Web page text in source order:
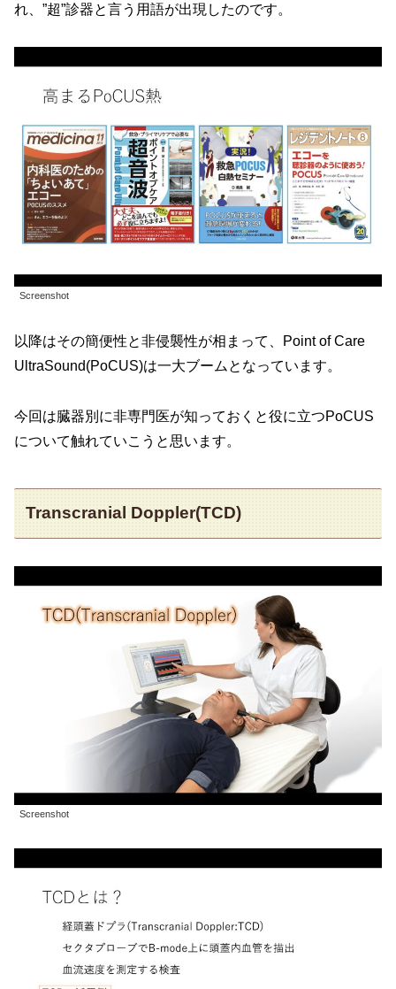
れ、”超”診器と言う用語が出現したのです。
Screenshot
以降はその簡便性と非侵襲性が相まって、Point of Care
UltraSound(PoCUS)は一大ブームとなっています。
今回は臓器別に非専門医が知っておくと役に立つPoCUS
について触れていこうと思います。
Transcranial Doppler(TCD)
Screenshot